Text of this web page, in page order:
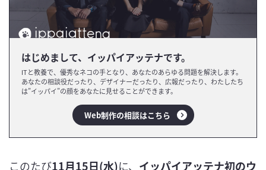
はじめまして、イッパイアッテナです。
ITと教養で、優秀なネコの手となり、あなたのあらゆる問題を解決します。
あなたの相談役だったり、デザイナーだったり、広報だったり、わたしたち
は”イッパイ”の顔をあなたに見せることができます。
Web制作の相談はこちら
このたび11月15日(水)に、 イッパイアッテナ初のウ